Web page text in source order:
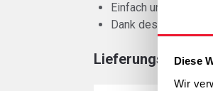
Diese
Wir
Einfach und schnell
Dank des
Lieferungsformen